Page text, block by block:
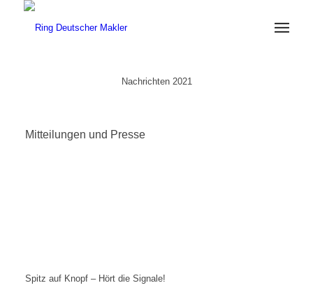
Nachrichten 2021
Mitteilungen und Presse
Spitz auf Knopf – Hört die Signale!